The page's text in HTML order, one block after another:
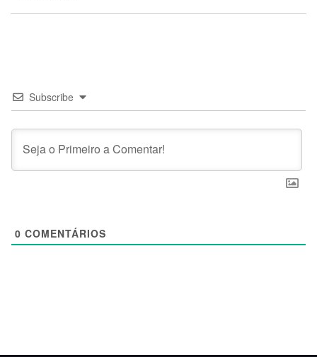
Subscribe
0 COMENTÁRIOS